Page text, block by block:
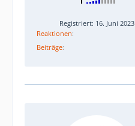
Registriert: 16. Juni 2023
Reaktionen
Beiträge